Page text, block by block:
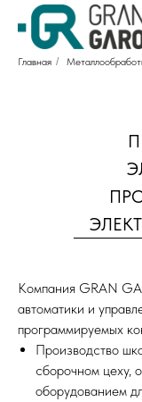
Главная /
Компания GRAN
автоматики и
программируемых
Производство
сборочном цеху,
оборудованием